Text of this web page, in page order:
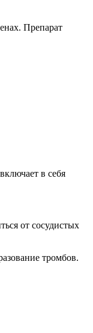
Препарат
в себя
от сосудистых
тромбов.